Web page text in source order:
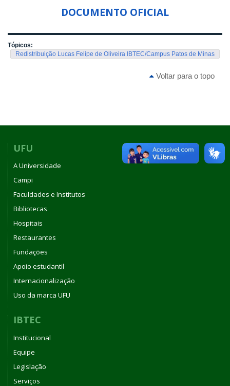
DOCUMENTO OFICIAL
Tópicos:
Redistribuição Lucas Felipe de Oliveira IBTEC/Campus Patos de Minas
Voltar para o topo
UFU
A Universidade
Campi
Faculdades e Institutos
Bibliotecas
Hospitais
Restaurantes
Fundações
Apoio estudantil
Internacionalização
Uso da marca UFU
IBTEC
Institucional
Equipe
Legislação
Serviços